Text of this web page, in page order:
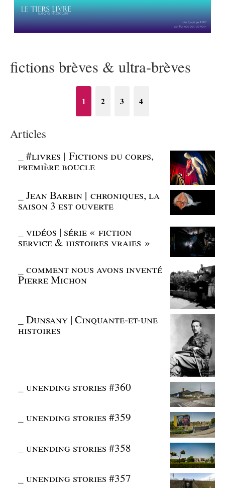
fictions brèves & ultra-brèves
1 2 3 4
Articles
_#livres | Fictions du corps,
première boucle
_Jean Barbin | chroniques, la
saison 3 est ouverte
_vidéos | série « fiction
service & histoires vraies »
_comment nous avons inventé
Pierre Michon
_Dunsany | Cinquante-et-une
histoires
_unending stories #360
_unending stories #359
_unending stories #358
_unending stories #357